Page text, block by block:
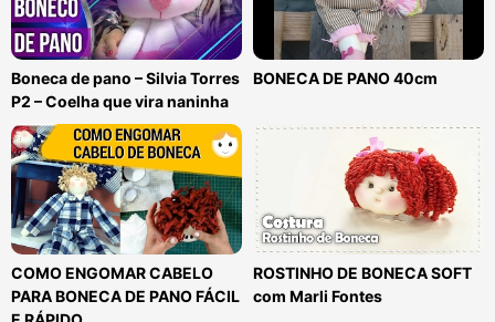
Boneca de pano – Silvia Torres
P2 – Coelha que vira naninha
BONECA DE PANO 40cm
COMO ENGOMAR CABELO
PARA BONECA DE PANO FÁCIL
ROSTINHO DE BONECA SOFT
com Marli Fontes